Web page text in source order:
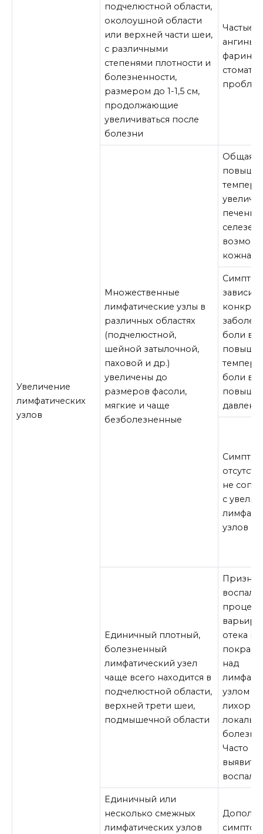
Увеличение
лимфатических
узлов
подчелюстной области,
околоушной области
или верхней части шеи,
с различными
степенями плотности и
болезненности,
размером до 1-1,5 см,
продолжающие
увеличиваться после
болезни
Частые
ангины,
Множественные
лимфатические узлы в
различных областях
(подчелюстной,
шейной затылочной,
паховой и др.)
увеличены до
размеров фасоли,
мягкие и чаще
безболезненные
Общая
печени
кожная
зависит
боли в
боли в
не
с
узлов
Единичный плотный,
болезненный
лимфатический узел
чаще всего находится в
подчелюстной области,
верхней трети шеи,
подмышечной области
отека и
над
узлом
Часто
выявить
Единичный или
несколько смежных
лимфатических узлов